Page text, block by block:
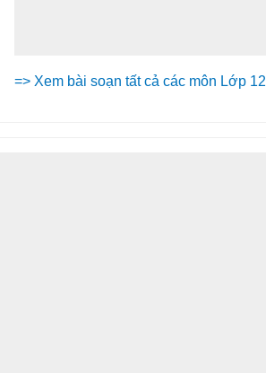
=> Xem bài soạn tất cả các môn Lớp 12